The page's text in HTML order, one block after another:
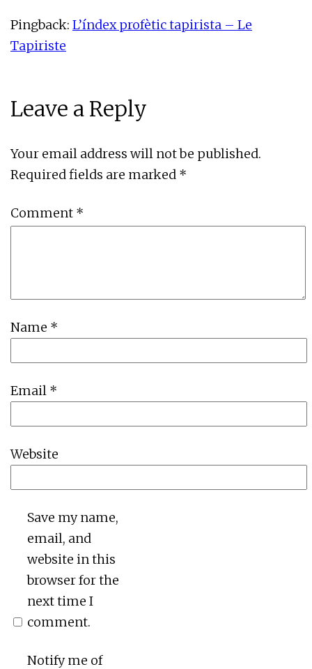
Pingback: L’índex profètic tapirista – Le
Tapiriste
Leave a Reply
Your email address will not be published.
Required fields are marked *
Comment *
Name *
Email *
Website
Save my name,
email, and
website in this
browser for the
next time I
comment.
Notify me of